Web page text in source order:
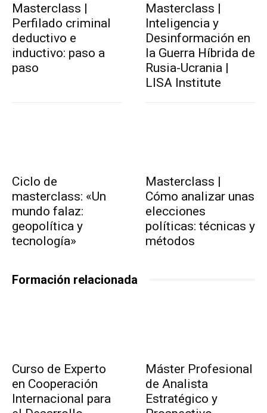
Masterclass |
Perfilado criminal
deductivo e
inductivo: paso a
paso
Masterclass |
Inteligencia y
Desinformación en
la Guerra Híbrida de
Rusia-Ucrania |
LISA Institute
Ciclo de
masterclass: «Un
mundo falaz:
geopolítica y
tecnología»
Masterclass |
Cómo analizar unas
elecciones
políticas: técnicas y
métodos
Formación relacionada
Curso de Experto
en Cooperación
Internacional para
Máster Profesional
de Analista
Estratégico y